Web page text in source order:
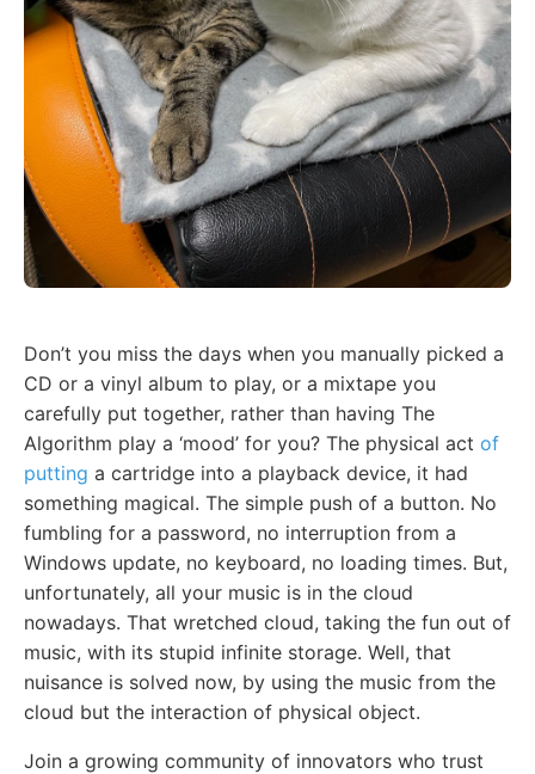
Don’t you miss the days when you manually picked a
CD or a vinyl album to play, or a mixtape you
carefully put together, rather than having The
Algorithm play a ‘mood’ for you? The physical act of
putting a cartridge into a playback device, it had
something magical. The simple push of a button. No
fumbling for a password, no interruption from a
Windows update, no keyboard, no loading times. But,
unfortunately, all your music is in the cloud
nowadays. That wretched cloud, taking the fun out of
music, with its stupid infinite storage. Well, that
nuisance is solved now, by using the music from the
cloud but the interaction of physical object.
Join a growing community of innovators who trust